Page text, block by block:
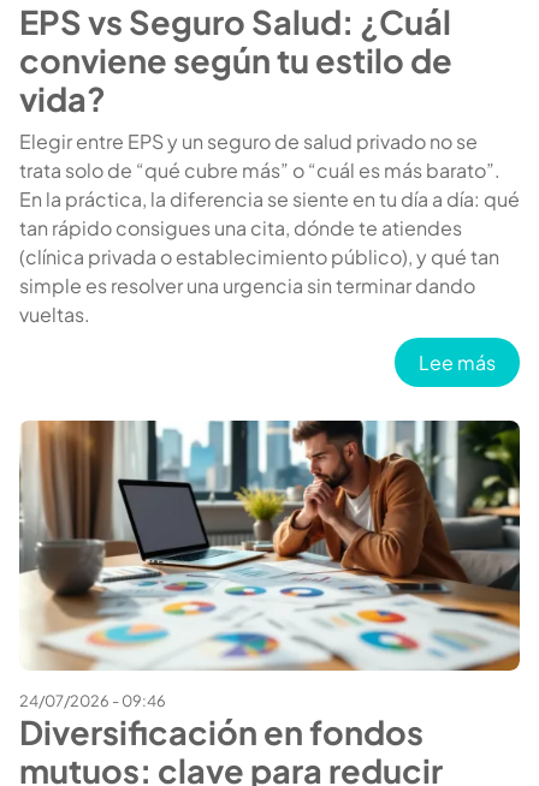
EPS vs Seguro Salud: ¿Cuál
conviene según tu estilo de
vida?
Elegir entre EPS y un seguro de salud privado no se
trata solo de “qué cubre más” o “cuál es más barato”.
En la práctica, la diferencia se siente en tu día a día: qué
tan rápido consigues una cita, dónde te atiendes
(clínica privada o establecimiento público), y qué tan
simple es resolver una urgencia sin terminar dando
vueltas.
Lee más
24/07/2026 - 09:46
Diversificación en fondos
mutuos: clave para reducir